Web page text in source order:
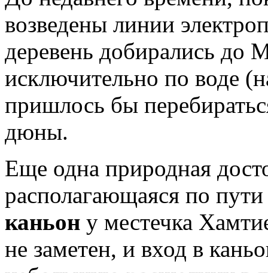
возведены линии
деревень добирались до
исключительно по воде
пришлось бы
дюны.
Еще одна природная
располагающаяся по
каньон у местечка
не заметен, и вход в